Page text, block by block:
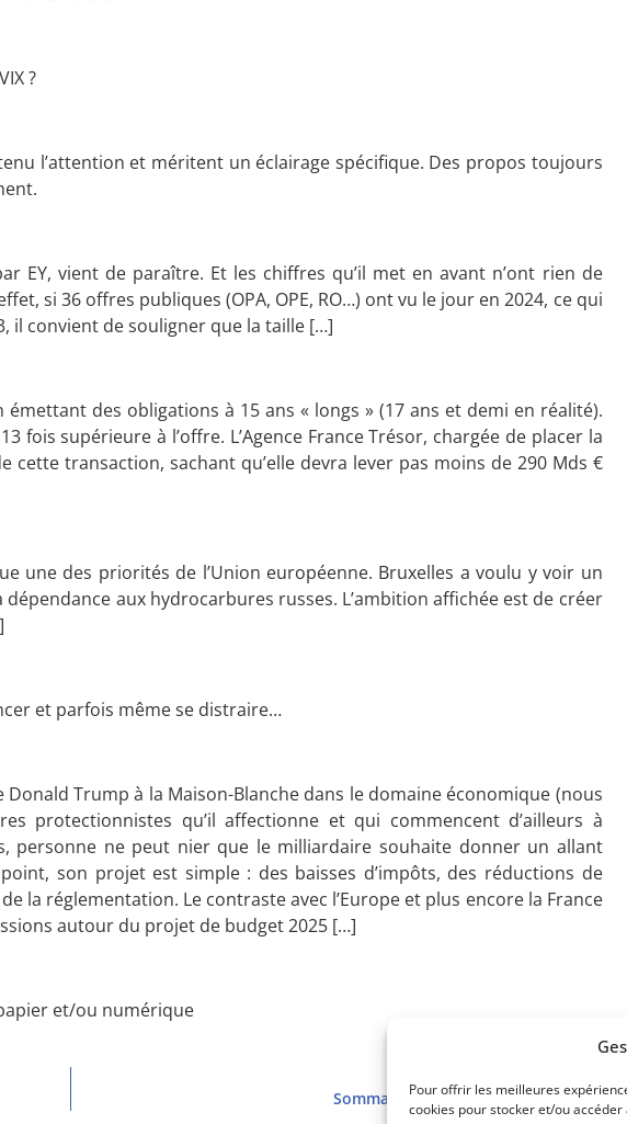
Pour offrir les meilleures
cookies pour stocker et/ou
?
l’attention et méritent un éclairage spécifique. Des propos toujours
EY, vient de paraître. Et les chiffres qu’il met en avant n’ont rien de
si 36 offres publiques (OPA, OPE, RO…) ont vu le jour en 2024, ce qui
il convient de souligner que la taille […]
des obligations à 15 ans « longs » (17 ans et demi en réalité).
fois supérieure à l’offre. L’Agence France Trésor, chargée de placer la
cette transaction, sachant qu’elle devra lever pas moins de 290 Mds €
une des priorités de l’Union européenne. Bruxelles a voulu y voir un
aux hydrocarbures russes. L’ambition affichée est de créer
et parfois même se distraire…
Trump à la Maison-Blanche dans le domaine économique (nous
protectionnistes qu’il affectionne et qui commencent d’ailleurs à
personne ne peut nier que le milliardaire souhaite donner un allant
son projet est simple : des baisses d’impôts, des réductions de
la réglementation. Le contraste avec l’Europe et plus encore la France
autour du projet de budget 2025 […]
et/ou numérique
Sommaire PU 3132 (18/2/2025)